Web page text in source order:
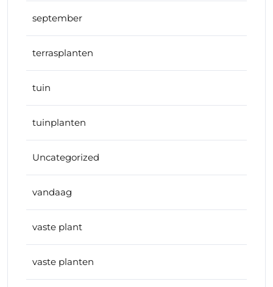
september
terrasplanten
tuin
tuinplanten
Uncategorized
vandaag
vaste plant
vaste planten